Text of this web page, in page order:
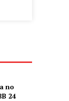
no
24